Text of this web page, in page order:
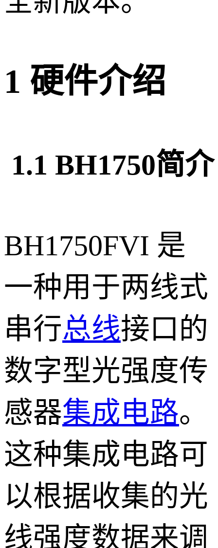
1 硬件介绍
1.1 BH1750简介
BH1750FVI 是
一种用于两线式
串行总线接口的
数字型光强度传
感器集成电路。
这种集成电路可
以根据收集的光
线强度数据来调